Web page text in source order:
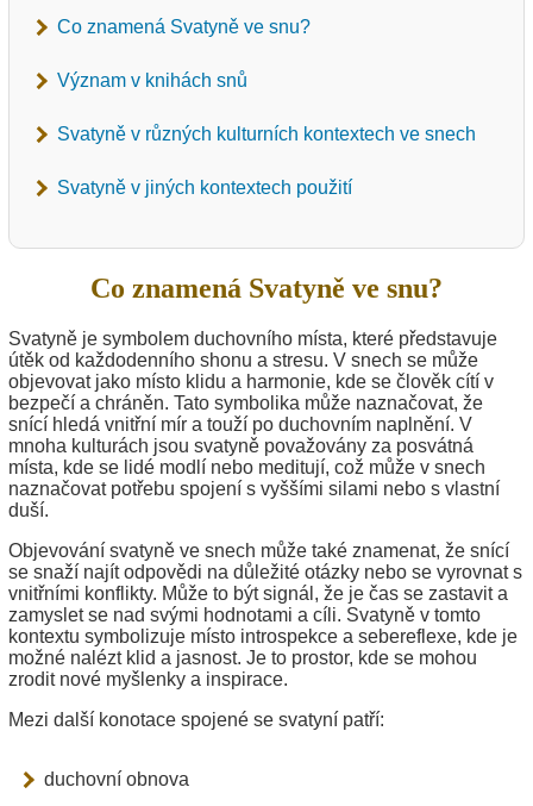
Co znamená Svatyně ve snu?
Význam v knihách snů
Svatyně v různých kulturních kontextech ve snech
Svatyně v jiných kontextech použití
Co znamená Svatyně ve snu?
Svatyně je symbolem duchovního místa, které představuje
útěk od každodenního shonu a stresu. V snech se může
objevovat jako místo klidu a harmonie, kde se člověk cítí v
bezpečí a chráněn. Tato symbolika může naznačovat, že
snící hledá vnitřní mír a touží po duchovním naplnění. V
mnoha kulturách jsou svatyně považovány za posvátná
místa, kde se lidé modlí nebo meditují, což může v snech
naznačovat potřebu spojení s vyššími silami nebo s vlastní
duší.
Objevování svatyně ve snech může také znamenat, že snící
se snaží najít odpovědi na důležité otázky nebo se vyrovnat s
vnitřními konflikty. Může to být signál, že je čas se zastavit a
zamyslet se nad svými hodnotami a cíli. Svatyně v tomto
kontextu symbolizuje místo introspekce a sebereflexe, kde je
možné nalézt klid a jasnost. Je to prostor, kde se mohou
zrodit nové myšlenky a inspirace.
Mezi další konotace spojené se svatyní patří:
duchovní obnova